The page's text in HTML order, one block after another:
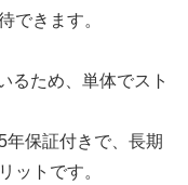
できます。
るため、単体でスト
年保証付きで、長期
ットです。